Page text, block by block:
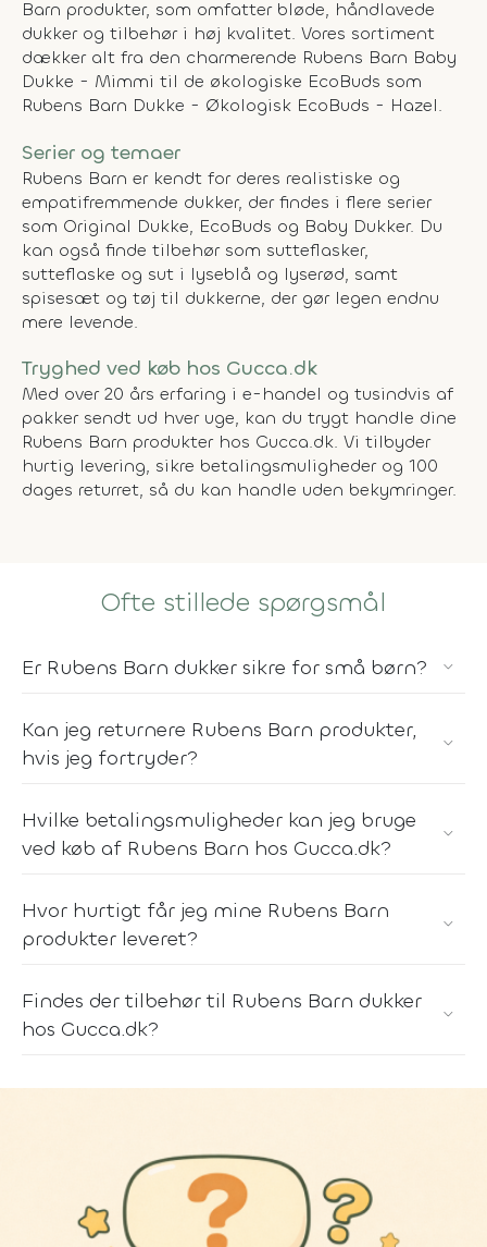
Barn produkter, som omfatter bløde, håndlavede
dukker og tilbehør i høj kvalitet. Vores sortiment
dækker alt fra den charmerende Rubens Barn Baby
Dukke - Mimmi til de økologiske EcoBuds som
Rubens Barn Dukke - Økologisk EcoBuds - Hazel.
Serier og temaer
Rubens Barn er kendt for deres realistiske og
empatifremmende dukker, der findes i flere serier
som Original Dukke, EcoBuds og Baby Dukker. Du
kan også finde tilbehør som sutteflasker,
sutteflaske og sut i lyseblå og lyserød, samt
spisesæt og tøj til dukkerne, der gør legen endnu
mere levende.
Tryghed ved køb hos Gucca.dk
Med over 20 års erfaring i e-handel og tusindvis af
pakker sendt ud hver uge, kan du trygt handle dine
Rubens Barn produkter hos Gucca.dk. Vi tilbyder
hurtig levering, sikre betalingsmuligheder og 100
dages returret, så du kan handle uden bekymringer.
Ofte stillede spørgsmål
Er Rubens Barn dukker sikre for små børn?
Kan jeg returnere Rubens Barn produkter,
hvis jeg fortryder?
Hvilke betalingsmuligheder kan jeg bruge
ved køb af Rubens Barn hos Gucca.dk?
Hvor hurtigt får jeg mine Rubens Barn
produkter leveret?
Findes der tilbehør til Rubens Barn dukker
hos Gucca.dk?